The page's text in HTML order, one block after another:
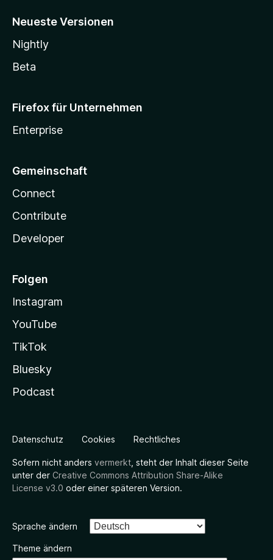
Neueste Versionen
Nightly
Beta
Firefox für Unternehmen
Enterprise
Gemeinschaft
Connect
Contribute
Developer
Folgen
Instagram
YouTube
TikTok
Bluesky
Podcast
Datenschutz Cookies Rechtliches
Sofern nicht anders vermerkt , steht der Inhalt dieser Seite
unter der Creative Commons Attribution Share-Alike
License v3.0 oder einer späteren Version.
Sprache ändern
Theme ändern